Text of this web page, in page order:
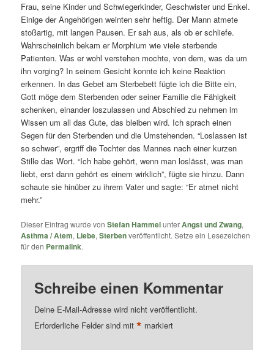
Frau, seine Kinder und Schwiegerkinder, Geschwister und Enkel.
Einige der Angehörigen weinten sehr heftig. Der Mann atmete
stoßartig, mit langen Pausen. Er sah aus, als ob er schliefe.
Wahrscheinlich bekam er Morphium wie viele sterbende
Patienten. Was er wohl verstehen mochte, von dem, was da um
ihn vorging? In seinem Gesicht konnte ich keine Reaktion
erkennen. In das Gebet am Sterbebett fügte ich die Bitte ein,
Gott möge dem Sterbenden oder seiner Familie die Fähigkeit
schenken, einander loszulassen und Abschied zu nehmen im
Wissen um all das Gute, das bleiben wird. Ich sprach einen
Segen für den Sterbenden und die Umstehenden. “Loslassen ist
so schwer”, ergriff die Tochter des Mannes nach einer kurzen
Stille das Wort. “Ich habe gehört, wenn man loslässt, was man
liebt, erst dann gehört es einem wirklich”, fügte sie hinzu. Dann
schaute sie hinüber zu ihrem Vater und sagte: “Er atmet nicht
mehr.”
Dieser Eintrag wurde vonStefan HammelunterAngst und Zwang,
Asthma / Atem, Liebe,Sterbenveröffentlicht. Setze ein Lesezeichen
für den Permalink.
Schreibe einen Kommentar
Deine E-Mail-Adresse wird nicht veröffentlicht.
Erforderliche Felder sind mit* markiert